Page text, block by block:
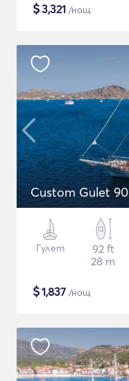
$3,321 /нощ
Custom Gulet 90
Гулет
92 ft
28 m
$1,837 /нощ